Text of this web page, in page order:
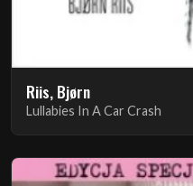
Riis, Bjørn
Lullabies In A Car Crash